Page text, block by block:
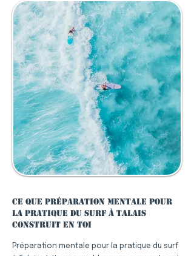
Ce que préparation mentale pour
la pratique du surf à Talais
construit en toi
Préparation mentale pour la pratique du surf